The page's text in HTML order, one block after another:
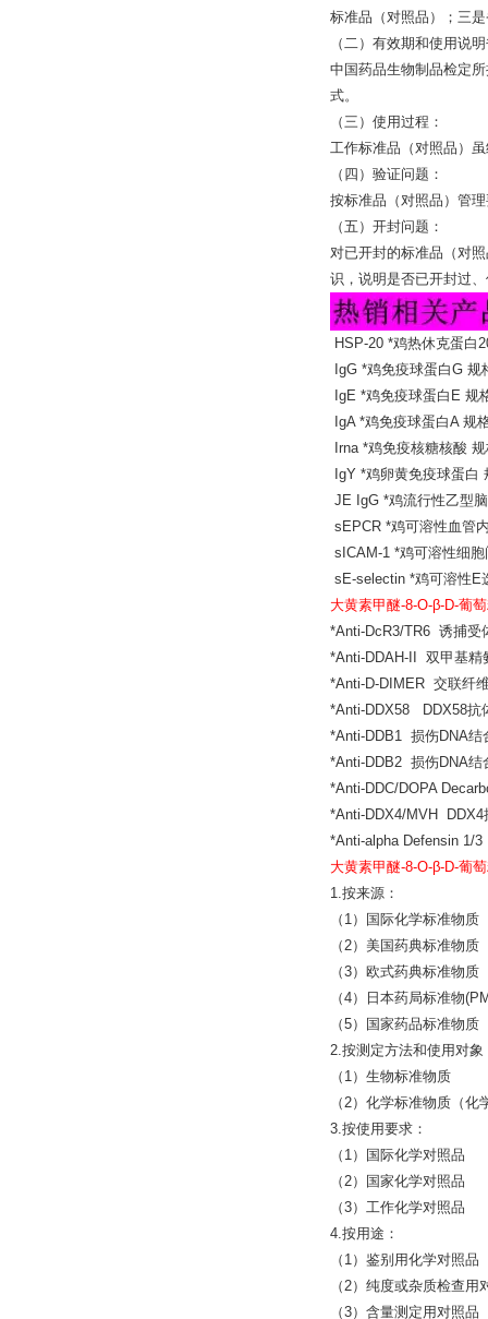
标准品（对照品）；三
（二）有效期和使用说
中国药品生物制品检定
式。
（三）使用过程：
工作标准品（对照品）
（四）验证问题：
按标准品（对照品）管
（五）开封问题：
对已开封的标准品（对
识，说明是否已开封过
HSP-20 *鸡热休克蛋白
IgG *鸡免疫球蛋白G 规
IgE *鸡免疫球蛋白E 规
IgA *鸡免疫球蛋白A 规
Irna *鸡免疫核糖核酸
IgY *鸡卵黄免疫球蛋白
JE IgG *鸡流行性乙型
sEPCR *鸡可溶性血管
sICAM-1 *鸡可溶性细
sE-selectin *鸡可溶性E
大黄素甲醚-8-O-β-D-葡
*Anti-DcR3/TR6 诱捕受
*Anti-DDAH-II 双甲基精
*Anti-D-DIMER 交联纤
*Anti-DDX58 DDX58抗
*Anti-DDB1 损伤DNA结
*Anti-DDB2 损伤DNA结
*Anti-DDC/DOPA
*Anti-DDX4/MVH DDX4
*Anti-alpha Defensin 1/
大黄素甲醚-8-O-β-D-葡
1.按来源：
（1）国际化学标准物质
（2）美国药典标准物质
（3）欧式药典标准物质
（4）日本药局标准物
（5）国家药品标准物质
2.按测定方法和使用对象
（1）生物标准物质
（2）化学标准物质（化
3.按使用要求：
（1）国际化学对照品
（2）国家化学对照品
（3）工作化学对照品
4.按用途：
（1）鉴别用化学对照品
（2）纯度或杂质检查用
（3）含量测定用对照品